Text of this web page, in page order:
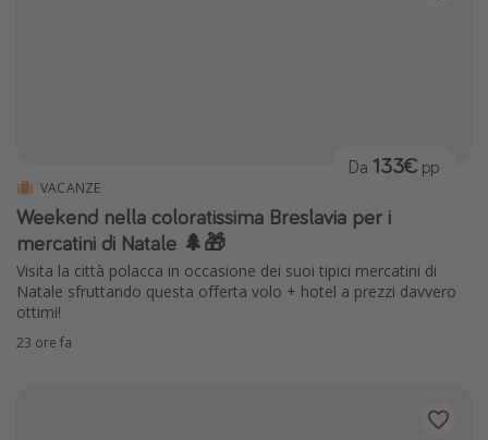
VACANZE
Weekend nella coloratissima Breslavia per i
mercatini di Natale 🌲🎁
Visita la città polacca in occasione dei suoi tipici mercatini di
Natale sfruttando questa offerta volo + hotel a prezzi davvero
ottimi!
Da 133€ pp
23 ore fa